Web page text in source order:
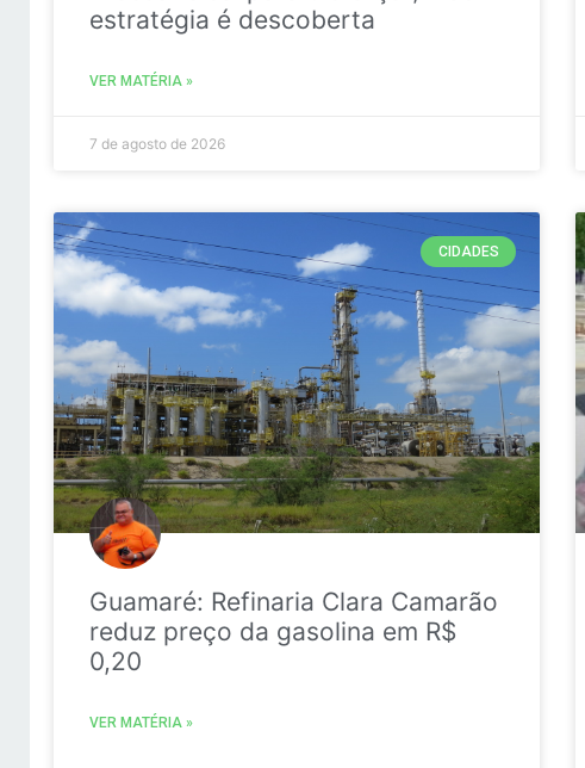
estratégia é descoberta
VER MATÉRIA »
7 de agosto de 2026
CIDADES
Guamaré: Refinaria Clara Camarão
reduz preço da gasolina em R$
0,20
VER MATÉRIA »